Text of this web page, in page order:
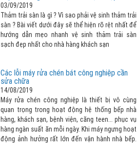
nhà bếp công nghiệp như thế nào cho phù hợp
với chi phí rẻ nhất, xin vui lòng tham khảo bài viết
dưới đây
03/09/2019
Thảm trải sàn là gì ? Vì sao phải vệ sinh thảm trải
sàn ? Bài viết dưới đây sẽ thể hiện rõ rệt nhất để
hướng dẫn mẹo nhanh vệ sinh thảm trải sàn
sạch đẹp nhất cho nhà hàng khách sạn
Các lỗi máy rửa chén bát công nghiệp cần
sửa chữa
14/08/2019
Máy rửa chén công nghiệp là thiết bị vô cùng
quan trọng trong hoạt động hệ thống bếp nhà
hàng, khách sạn, bệnh viện, căng teen... phục vụ
hàng ngàn suất ăn mỗi ngày. Khi máy ngưng hoạt
động ảnh hưởng rất lớn đến vận hành nhà bếp.